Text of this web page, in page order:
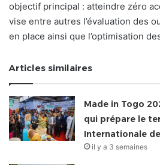
objectif principal : atteindre zéro
vise entre autres l’évaluation des
en place ainsi que l’optimisation
Articles similaires
Made in Togo
qui prépare le
Internationale
il y a 3 semaines